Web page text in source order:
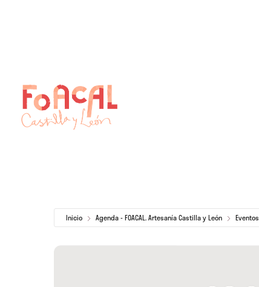
Inicio Agenda - FOACAL. Artesanía Castilla y León Eventos